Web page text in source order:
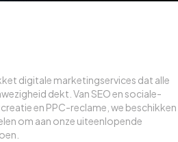
digitale marketingservices dat alle
dekt. Van SEO en sociale-
en PPC-reclame, we beschikken
om aan onze uiteenlopende